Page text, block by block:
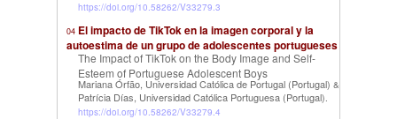
https://doi.org/10.58262/V33279.3
04 El impacto de TikTok en la imagen corporal y la
autoestima de un grupo de adolescentes portugueses
The Impact of TikTok on the Body Image and Self-
Esteem of Portuguese Adolescent Boys
Mariana Órfão, Universidad Católica de Portugal (Portugal) &
Patrícia Días, Universidad Católica Portuguesa (Portugal).
https://doi.org/10.58262/V33279.4